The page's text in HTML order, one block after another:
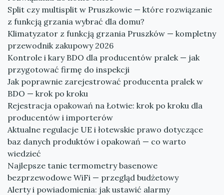
Split czy multisplit w Pruszkowie — które rozwiązanie
z funkcją grzania wybrać dla domu?
Klimatyzator z funkcją grzania Pruszków — kompletny
przewodnik zakupowy 2026
Kontrole i kary BDO dla producentów pralek — jak
przygotować firmę do inspekcji
Jak poprawnie zarejestrować producenta pralek w
BDO — krok po kroku
Rejestracja opakowań na Łotwie: krok po kroku dla
producentów i importerów
Aktualne regulacje UE i łotewskie prawo dotyczące
baz danych produktów i opakowań — co warto
wiedzieć
Najlepsze tanie termometry basenowe
bezprzewodowe WiFi — przegląd budżetowy
Alerty i powiadomienia: jak ustawić alarmy